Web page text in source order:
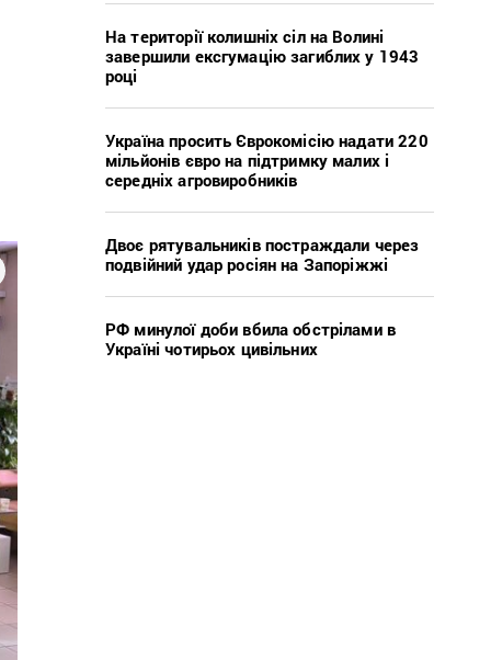
На території колишніх сіл на Волині
завершили ексгумацію загиблих у 1943
році
Україна просить Єврокомісію надати 220
мільйонів євро на підтримку малих і
середніх агровиробників
Двоє рятувальників постраждали через
подвійний удар росіян на Запоріжжі
РФ минулої доби вбила обстрілами в
Україні чотирьох цивільних